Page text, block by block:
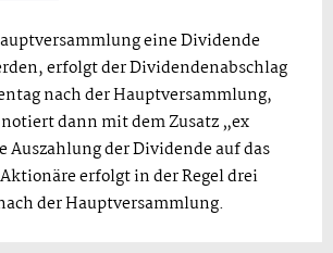
eine Dividende
erfolgt der Dividendenabschlag
nach der Hauptversammlung,
dann mit dem Zusatz „ex
Auszahlung der Dividende auf das
erfolgt in der Regel drei
der Hauptversammlung.